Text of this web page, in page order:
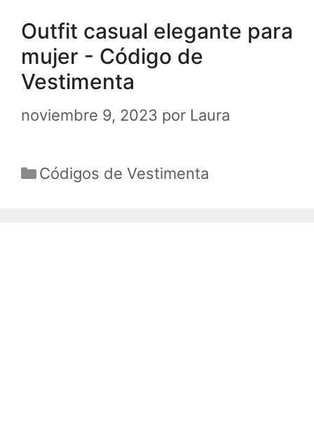
Outfit casual elegante para
mujer - Código de
Vestimenta
noviembre 9, 2023 por Laura
Categorías
Códigos de Vestimenta